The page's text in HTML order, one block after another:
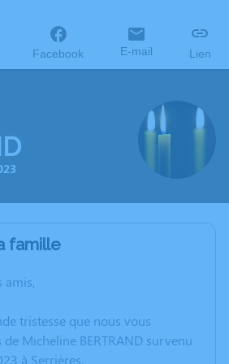
Facebook E-mail Lien
famille
amis,
tristesse que nous vous
Micheline BERTRAND survenu
à Serrières.